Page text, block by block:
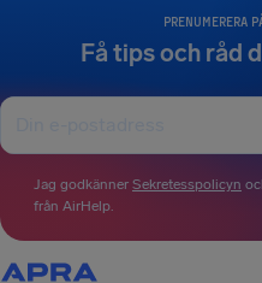
PRENUMERERA
Få tips och råd
Jag godkänner Sekretesspolicyn
från AirHelp.